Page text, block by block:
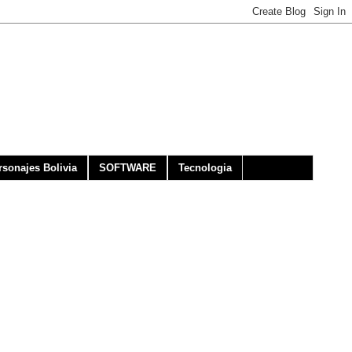
Bolivia SOFTWARE Tecnologia